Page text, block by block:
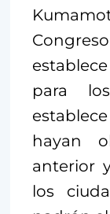
para
hayan
anterior
los